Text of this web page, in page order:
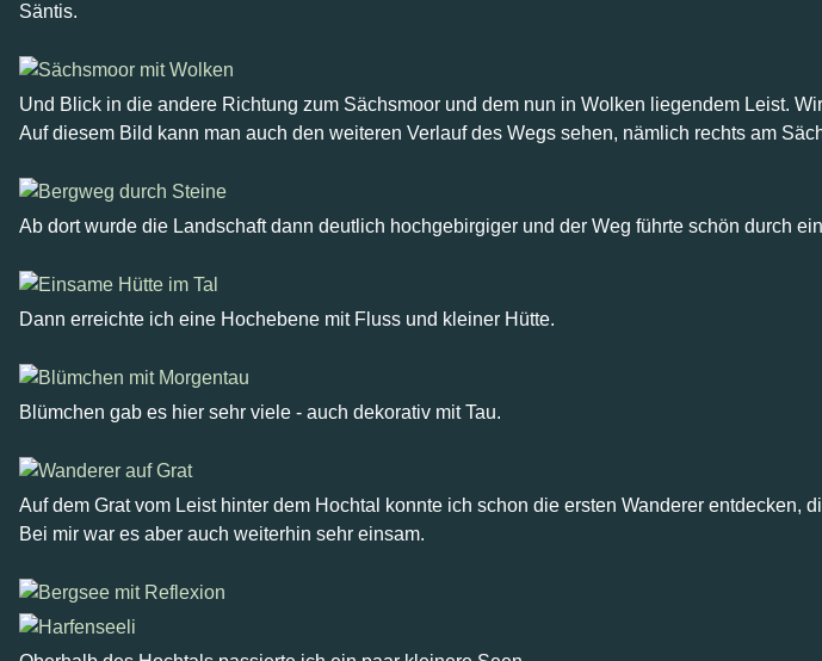
Säntis.
Und Blick in die andere Richtung zum Sächsmoor und dem nun in Wolken liegendem Leist.
Auf diesem Bild kann man auch den weiteren Verlauf des Wegs sehen, nämlich rechts am
Ab dort wurde die Landschaft dann deutlich hochgebirgiger und der Weg führte schön durch
Dann erreichte ich eine Hochebene mit Fluss und kleiner Hütte.
Blümchen gab es hier sehr viele - auch dekorativ mit Tau.
Auf dem Grat vom Leist hinter dem Hochtal konnte ich schon die ersten Wanderer entdecken,
Bei mir war es aber auch weiterhin sehr einsam.